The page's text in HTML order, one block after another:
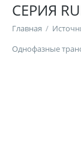
СЕРИЯ
Главная /
Однофазные